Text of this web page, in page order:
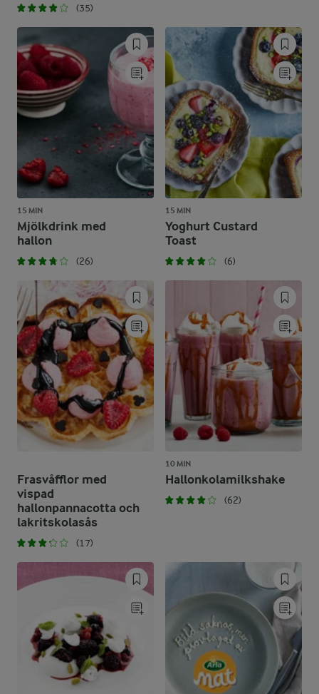
(35)
15 MIN
Mjölkdrink med
hallon
(26)
15 MIN
Yoghurt Custard
Toast
(6)
Frasvåfflor med
vispad
hallonpannacotta och
lakritskolasås
(17)
10 MIN
Hallonkolamilkshake
(62)